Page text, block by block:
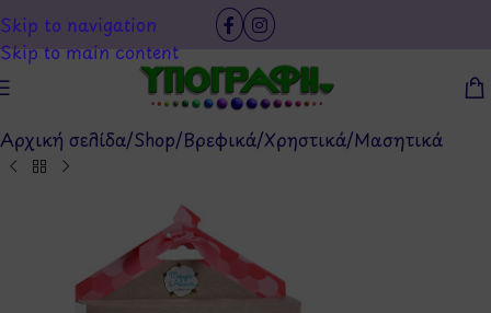
Skip to navigation
Skip to main content
Αρχική σελίδα/Shop/Βρεφικά/Χρηστικά/Μασητικά